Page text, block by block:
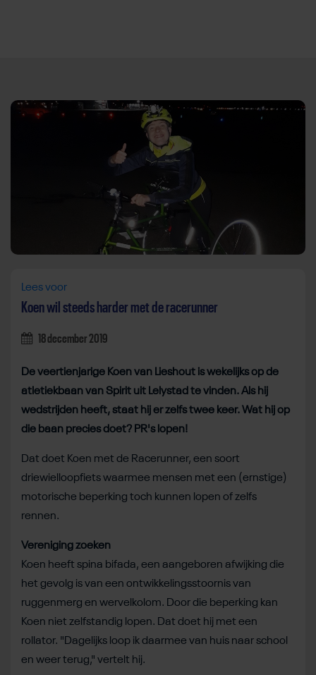
Direct door naar content
Lees voor
Koen wil steeds harder met de racerunner
18 december 2019
De veertienjarige Koen van Lieshout is wekelijks op de
atletiekbaan van Spirit uit Lelystad te vinden. Als hij
wedstrijden heeft, staat hij er zelfs twee keer. Wat hij op
die baan precies doet? PR's lopen!
Dat doet Koen met de Racerunner, een soort
driewielloopfiets waarmee mensen met een (ernstige)
motorische beperking toch kunnen lopen of zelfs
rennen.
Vereniging zoeken
Koen heeft spina bifada, een aangeboren afwijking die
het gevolg is van een ontwikkelingsstoornis van
ruggenmerg en wervelkolom. Door die beperking kan
Koen niet zelfstandig lopen. Dat doet hij met een
rollator. "Dagelijks loop ik daarmee van huis naar school
en weer terug," vertelt hij.